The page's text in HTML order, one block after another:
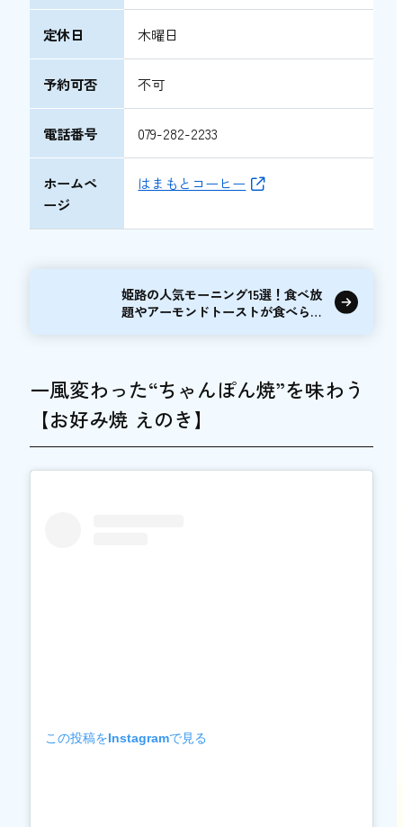
定休日 木曜日
予約可否 不可
電話番号 079-282-2233
ホームペ
ージ
はまもとコーヒー
姫路の人気モーニング15選！食べ放
題やアーモンドトーストが食べられ
一風変わった“ちゃんぽん焼”を味わう
【お好み焼 えのき】
この投稿をInstagramで見る